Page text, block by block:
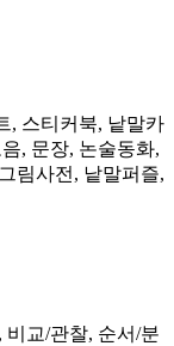
, 스티커북, 낱말카
, 문장, 논술동화,
림사전, 낱말퍼즐,
비교/관찰, 순서/분